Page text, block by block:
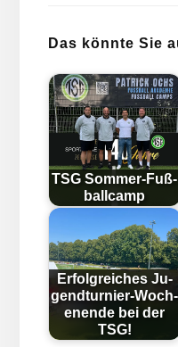
Das könnte Sie
TSG Som­mer-Fuß­
ball­camp
Erfolg­reich­es Ju­
gend­tur­nier-Woch­
en­en­de bei der
TSG!